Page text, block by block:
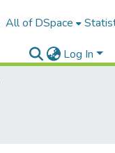
All of DSpace
Log In